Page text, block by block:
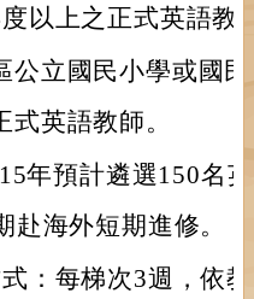
以上之正式英語教
公立國民小學或國
式英語教師。
年預計遴選150名
赴海外短期進修。
：每梯次3週，依